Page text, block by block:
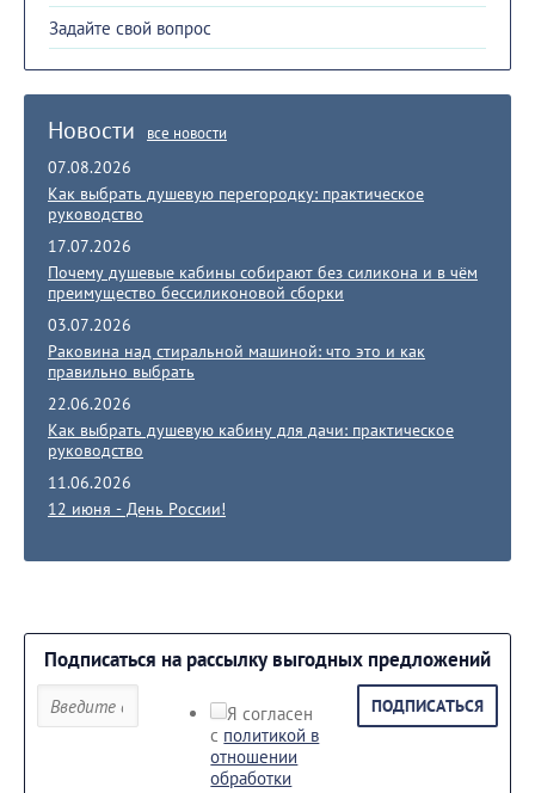
Задайте свой вопрос
Новости все новости
07.08.2026
Как выбрать душевую перегородку: практическое
руководство
17.07.2026
Почему душевые кабины собирают без силикона и в чём
преимущество бессиликоновой сборки
03.07.2026
Раковина над стиральной машиной: что это и как
правильно выбрать
22.06.2026
Как выбрать душевую кабину для дачи: практическое
руководство
11.06.2026
12 июня - День России!
Подписаться на рассылку выгодных предложений
Я согласен
с политикой в
отношении
обработки
ПОДПИСАТЬСЯ